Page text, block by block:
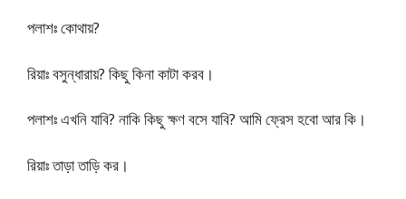
পলাশঃ কোথায়?
রিয়াঃ বসুন্ধারায়? কিছু কিনা কাটা করব।
পলাশঃ এখনি যাবি? নাকি কিছু ক্ষণ বসে যাবি? আমি ফ্রেস হবো আর কি।
রিয়াঃ তাড়া তাড়ি কর।